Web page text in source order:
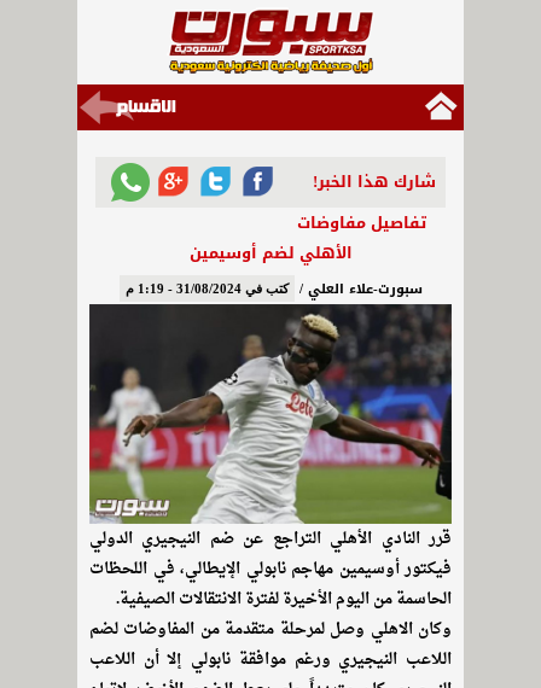
شارك هذا الخبر!
تفاصيل مفاوضات
الأهلي لضم أوسيمين
سبورت-علاء العلي / كتب في 31/08/2024 - 1:19 م
قرر النادي الأهلي التراجع عن ضم النيجيري الدولي
فيكتور أوسيمين مهاجم نابولي الإيطالي، في اللحظات
الحاسمة من اليوم الأخيرة لفترة الانتقالات الصيفية.
وكان الاهلي وصل لمرحلة متقدمة من المفاوضات لضم
اللاعب النيجيري ورغم موافقة نابولي إلا أن اللاعب